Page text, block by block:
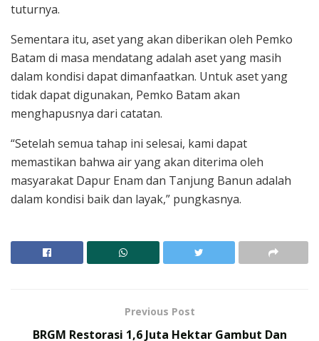
tuturnya.
Sementara itu, aset yang akan diberikan oleh Pemko
Batam di masa mendatang adalah aset yang masih
dalam kondisi dapat dimanfaatkan. Untuk aset yang
tidak dapat digunakan, Pemko Batam akan
menghapusnya dari catatan.
“Setelah semua tahap ini selesai, kami dapat
memastikan bahwa air yang akan diterima oleh
masyarakat Dapur Enam dan Tanjung Banun adalah
dalam kondisi baik dan layak,” pungkasnya.
Previous Post
BRGM Restorasi 1,6 Juta Hektar Gambut Dan